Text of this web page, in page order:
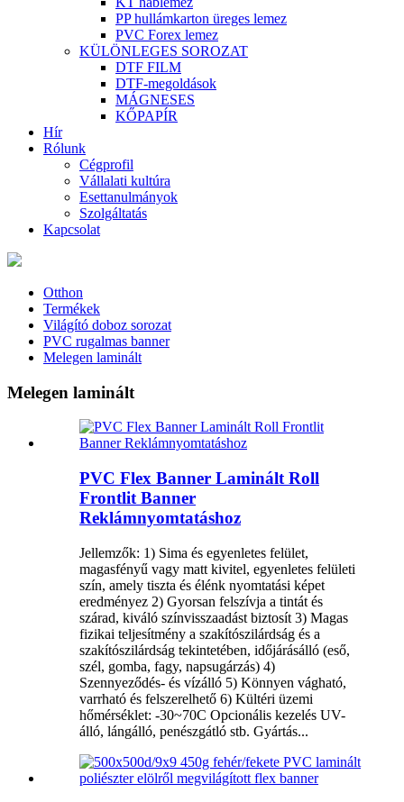
PP hullámkarton üreges lemez
PVC Forex lemez
KÜLÖNLEGES SOROZAT
DTF FILM
DTF-megoldások
MÁGNESES
KŐPAPÍR
Hír
Rólunk
Cégprofil
Vállalati kultúra
Esettanulmányok
Szolgáltatás
Kapcsolat
Otthon
Termékek
Világító doboz sorozat
PVC rugalmas banner
Melegen laminált
Melegen laminált
PVC Flex Banner Laminált Roll
Frontlit Banner
Reklámnyomtatáshoz
Jellemzők: 1) Sima és egyenletes felület,
magasfényű vagy matt kivitel, egyenletes felületi
szín, amely tiszta és élénk nyomtatási képet
eredményez 2) Gyorsan felszívja a tintát és
szárad, kiváló színvisszaadást biztosít 3) Magas
fizikai teljesítmény a szakítószilárdság és a
szakítószilárdság tekintetében, időjárásálló (eső,
szél, gomba, fagy, napsugárzás) 4)
Szennyeződés- és vízálló 5) Könnyen vágható,
varrható és felszerelhető 6) Kültéri üzemi
hőmérséklet: -30~70C Opcionális kezelés UV-
álló, lángálló, penészgátló stb. Gyártás...